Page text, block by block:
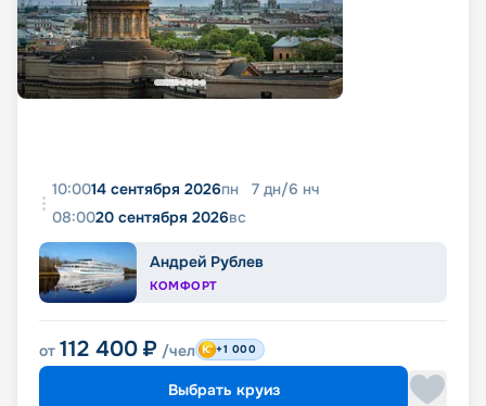
10:0014 сентября 2026пн 7 дн/6 нч
08:0020 сентября 2026вс
Андрей Рублев
КОМФОРТ
от 112 400 ₽ /чел +1 000
Выбрать круиз